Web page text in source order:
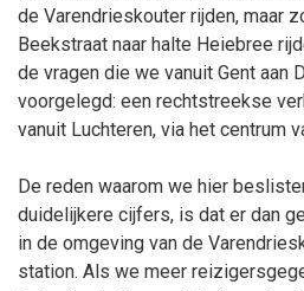
de Varendrieskouter rijden, maar
Beekstraat naar halte Heiebree
de vragen die we vanuit Gent aan
voorgelegd: een rechtstreekse
vanuit Luchteren, via het centrum
De reden waarom we hier
duidelijkere cijfers, is dat er dan
in de omgeving van de
station. Als we meer